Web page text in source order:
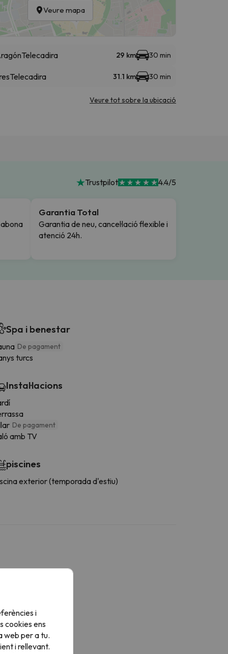
Veure mapa
Telecadira 29 km 30 min
Telecadira 31.1 km 30 min
Veure tot sobre la ubicació
Trustpilot 4.4/5
Garantia Total
Garantia de neu, cancel·lació flexible i
atenció 24h.
Spa i benestar
De pagament
turcs
Instal·lacions
De pagament
amb TV
piscines
exterior (temporada d'estiu)
i
cookies ens
web per a tu.
i rellevant.